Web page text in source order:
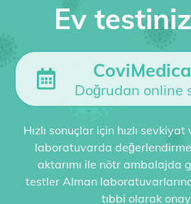
Ev
Doğrudan online
Hızlı sonuçlar için hızlı
laboratuvarda
aktarımı ile nötr ambalajda
testler Alman
tıbbi olarak